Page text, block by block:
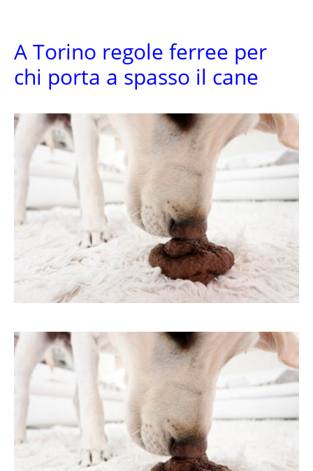
A Torino regole ferree per
chi porta a spasso il cane